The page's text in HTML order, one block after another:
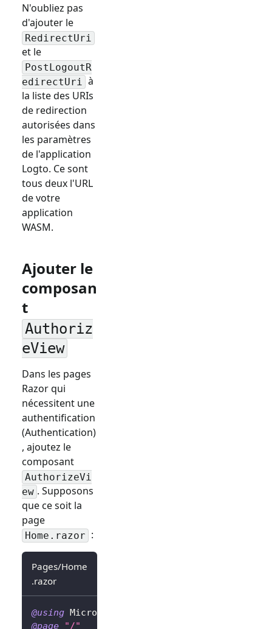
N'oubliez pas
d'ajouter le
RedirectUri
et le
PostLogoutR
edirectUri à
la liste des URIs
de redirection
autorisées dans
les paramètres
de l'application
Logto. Ce sont
tous deux l'URL
de votre
application
WASM.
Ajouter le
composan
t
Authoriz
eView
Dans les pages
Razor qui
nécessitent une
authentification
(Authentication)
, ajoutez le
composant
AuthorizeVi
ew . Supposons
que ce soit la
page
Home.razor :
Pages/Home
.razor
@using Microsoft
@page
"/"